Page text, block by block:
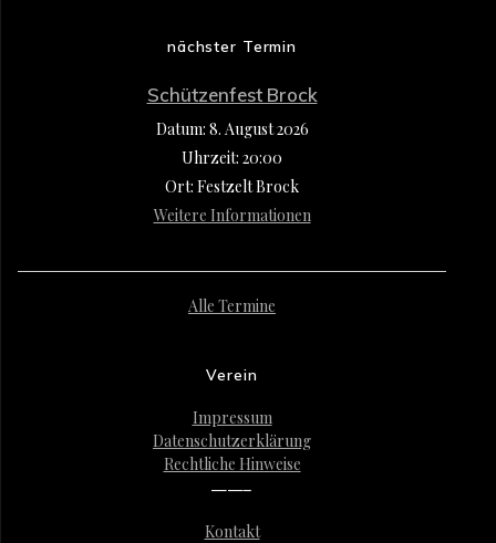
nächster Termin
Schützenfest Brock
Datum: 8. August 2026
Uhrzeit: 20:00
Ort: Festzelt Brock
Weitere Informationen
Alle Termine
Verein
Impressum
Datenschutzerklärung
Rechtliche Hinweise
——–
Kontakt